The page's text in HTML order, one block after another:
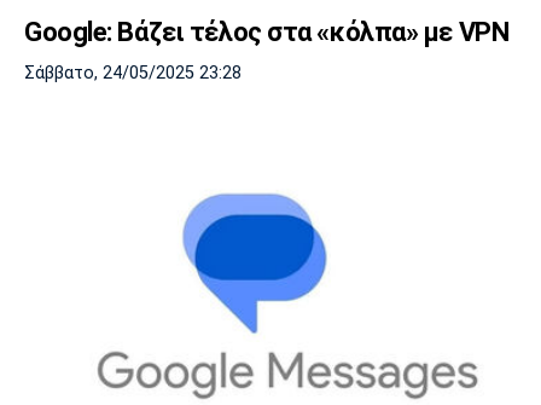
Google: Βάζει τέλος στα «κόλπα» με VPN
Σάββατο, 24/05/2025 23:28